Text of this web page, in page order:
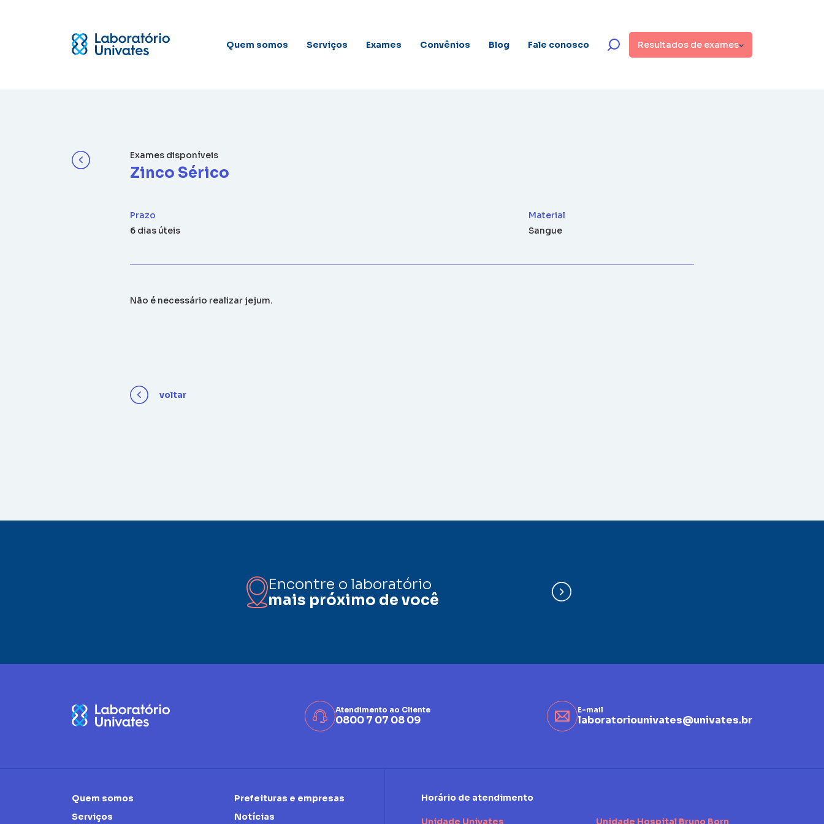
Quem somos Serviços Exames Convênios Blog Fale conosco Resultados de exames
Exames disponíveis
Zinco Sérico
Prazo
6 dias úteis
Material
Sangue
Não é necessário realizar jejum.
voltar
Encontre o laboratório
mais próximo de você
Atendimento ao Cliente
0800 7 07 08 09
E-mail
laboratoriounivates@univates.br
Quem somos
Serviços
Prefeituras e empresas
Notícias
Horário de atendimento
Unidade Univates Unidade Hospital Bruno Born